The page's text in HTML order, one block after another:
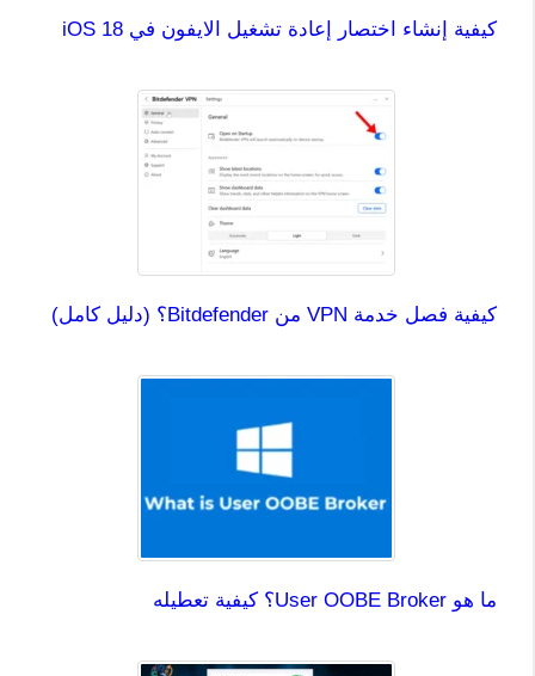
كيفية إنشاء اختصار إعادة تشغيل الايفون في iOS 18
كيفية فصل خدمة VPN من Bitdefender؟ (دليل كامل)
ما هو User OOBE Broker؟ كيفية تعطيله